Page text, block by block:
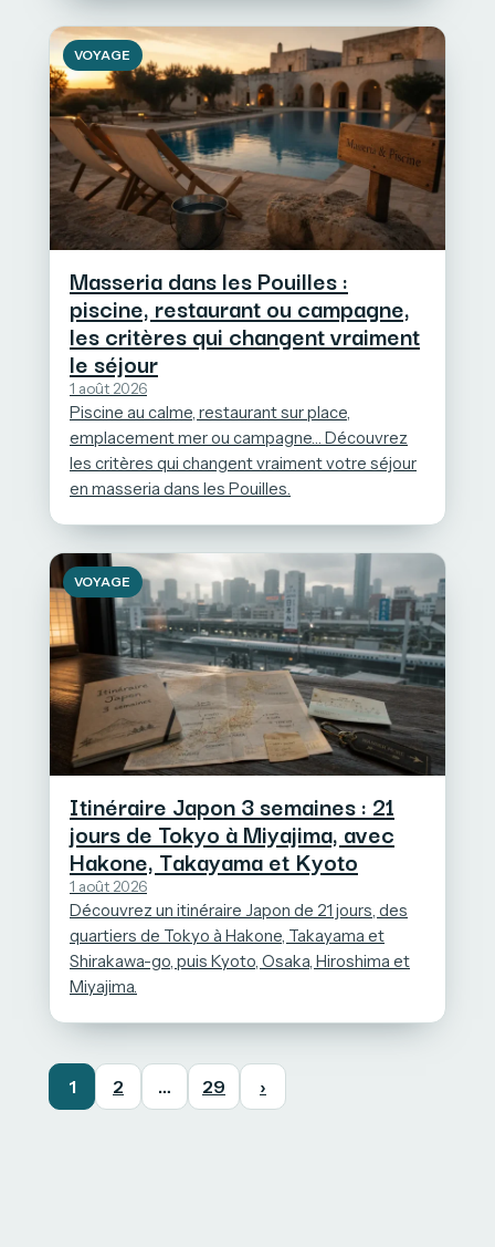
VOYAGE
Masseria dans les Pouilles :
piscine, restaurant ou campagne,
les critères qui changent vraiment
le séjour
1 août 2026
Piscine au calme, restaurant sur place,
emplacement mer ou campagne… Découvrez
les critères qui changent vraiment votre séjour
en masseria dans les Pouilles.
VOYAGE
Itinéraire Japon 3 semaines : 21
jours de Tokyo à Miyajima, avec
Hakone, Takayama et Kyoto
1 août 2026
Découvrez un itinéraire Japon de 21 jours, des
quartiers de Tokyo à Hakone, Takayama et
Shirakawa-go, puis Kyoto, Osaka, Hiroshima et
Miyajima.
1 2 … 29 ›